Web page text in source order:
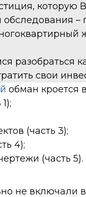
которую
обследования –
разобраться
свои
обман кроется
(часть 3);
4);
(часть 5).
не включали в